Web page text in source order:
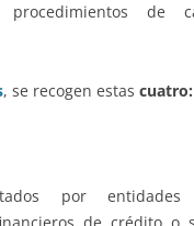
de
, se recogen estas cuatro:
por entidades